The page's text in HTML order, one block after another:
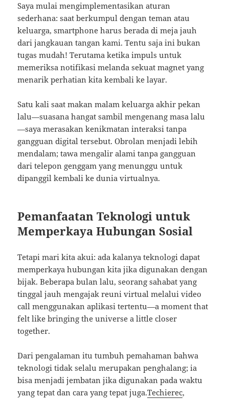
Saya mulai mengimplementasikan aturan
sederhana: saat berkumpul dengan teman atau
keluarga, smartphone harus berada di meja jauh
dari jangkauan tangan kami. Tentu saja ini bukan
tugas mudah! Terutama ketika impuls untuk
memeriksa notifikasi melanda sekuat magnet yang
menarik perhatian kita kembali ke layar.
Satu kali saat makan malam keluarga akhir pekan
lalu—suasana hangat sambil mengenang masa lalu
—saya merasakan kenikmatan interaksi tanpa
gangguan digital tersebut. Obrolan menjadi lebih
mendalam; tawa mengalir alami tanpa gangguan
dari telepon genggam yang menunggu untuk
dipanggil kembali ke dunia virtualnya.
Pemanfaatan Teknologi untuk
Memperkaya Hubungan Sosial
Tetapi mari kita akui: ada kalanya teknologi dapat
memperkaya hubungan kita jika digunakan dengan
bijak. Beberapa bulan lalu, seorang sahabat yang
tinggal jauh mengajak reuni virtual melalui video
call menggunakan aplikasi tertentu—a moment that
felt like bringing the universe a little closer
together.
Dari pengalaman itu tumbuh pemahaman bahwa
teknologi tidak selalu merupakan penghalang; ia
bisa menjadi jembatan jika digunakan pada waktu
yang tepat dan cara yang tepat juga.Techierec,